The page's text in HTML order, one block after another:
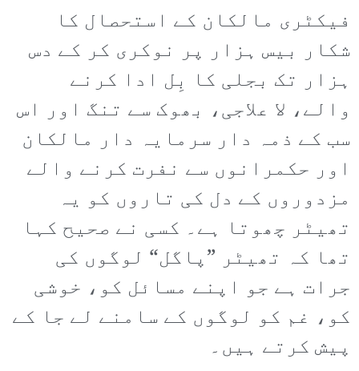
فیکٹری مالکان کے استحصال کا
شکار بیس ہزار پر نوکری کر کے دس
ہزار تک بجلی کا بِل ادا کرنے
والے، لا علاجی، بھوک سے تنگ اور اس
سب کے ذمہ دار سرمایہ دار مالکان
اور حکمرانوں سے نفرت کرنے والے
مزدوروں کے دل کی تاروں کو یہ
تھیٹر چھوتا ہے۔ کسی نے صحیح کہا
تھا کہ تھیٹر ”پاگل“ لوگوں کی
جرات ہے جو اپنے مسائل کو، خوشی
کو، غم کو لوگوں کے سامنے لے جا کے
پیش کرتے ہیں۔